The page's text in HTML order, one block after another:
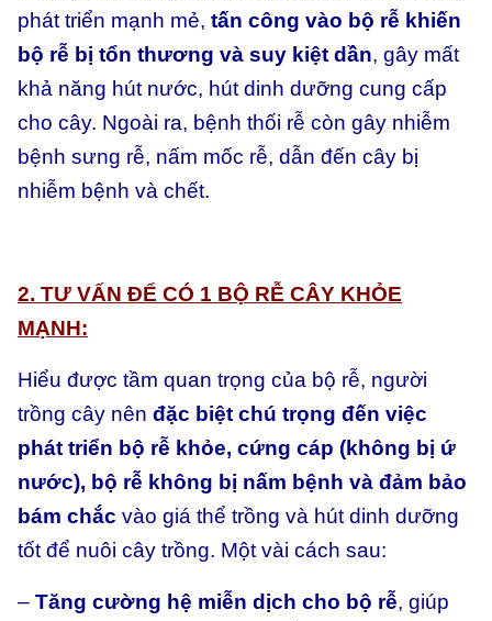
phát triển mạnh mẻ, tấn công vào bộ rễ khiến
bộ rễ bị tổn thương và suy kiệt dần, gây mất
khả năng hút nước, hút dinh dưỡng cung cấp
cho cây. Ngoài ra, bệnh thối rễ còn gây nhiễm
bệnh sưng rễ, nấm mốc rễ, dẫn đến cây bị
nhiễm bệnh và chết.
2. TƯ VẤN ĐỂ CÓ 1 BỘ RỄ CÂY KHỎE
MẠNH:
Hiểu được tầm quan trọng của bộ rễ, người
trồng cây nên đặc biệt chú trọng đến việc
phát triển bộ rễ khỏe, cứng cáp (không bị ứ
nước), bộ rễ không bị nấm bệnh và đảm bảo
bám chắc vào giá thể trồng và hút dinh dưỡng
tốt để nuôi cây trồng. Một vài cách sau:
– Tăng cường hệ miễn dịch cho bộ rễ, giúp